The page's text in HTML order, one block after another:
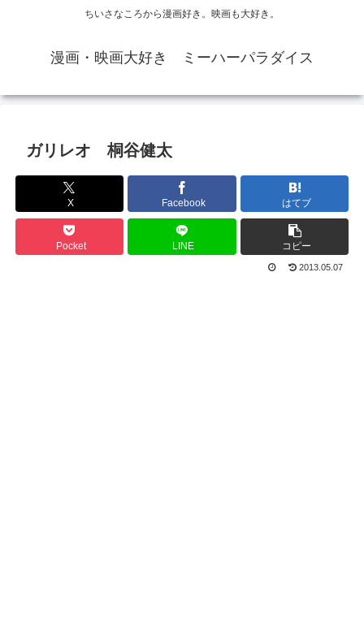
ちいさなころから漫画好き。映画も大好き。
漫画・映画大好き ミーハーパラダイス
ガリレオ 桐谷健太
X Facebook はてブ
Pocket LINE コピー
2013.05.07